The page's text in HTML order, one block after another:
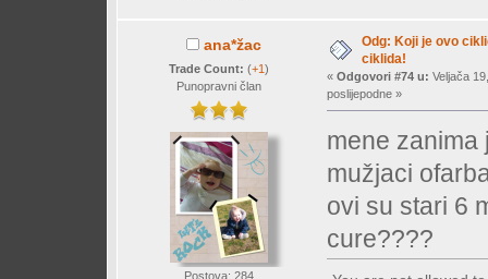
ana*žac
Trade Count: (+1)
Punopravni član
Postova: 284
Odg: Koji je ovo
ciklida!
« Odgovori #74 u: Veljača
poslijepodne »
mene zanima
mužjaci
ovi su stari 6
cure????